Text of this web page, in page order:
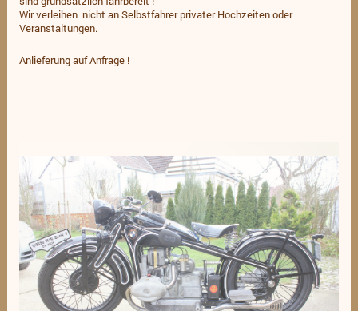
Wir verleihen nicht an Selbstfahrer privater Hochzeiten oder
Veranstaltungen.
Anlieferung auf Anfrage !